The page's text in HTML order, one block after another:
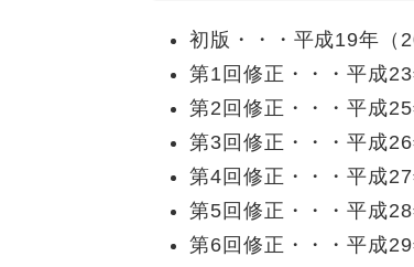
初版・・・平成19年（
第1回修正・・・平成
第2回修正・・・平成
第3回修正・・・平成
第4回修正・・・平成
第5回修正・・・平成
第6回修正・・・平成